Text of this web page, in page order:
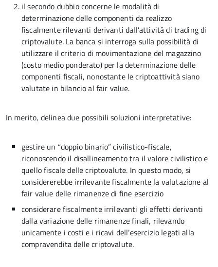
il secondo dubbio concerne le modalità di
determinazione delle componenti da realizzo
fiscalmente rilevanti derivanti dall’attività di trading di
criptovalute. La banca si interroga sulla possibilità di
utilizzare il criterio di movimentazione del magazzino
(costo medio ponderato) per la determinazione delle
componenti fiscali, nonostante le criptoattività siano
valutate in bilancio al fair value.
In merito, delinea due possibili soluzioni interpretative:
gestire un “doppio binario” civilistico-fiscale,
riconoscendo il disallineamento tra il valore civilistico e
quello fiscale delle criptovalute. In questo modo, si
considererebbe irrilevante fiscalmente la valutazione al
fair value delle rimanenze di fine esercizio
considerare fiscalmente irrilevanti gli effetti derivanti
dalla variazione delle rimanenze finali, rilevando
unicamente i costi e i ricavi dell’esercizio legati alla
compravendita delle criptovalute.